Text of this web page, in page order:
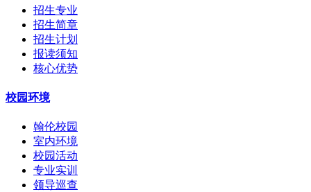
招生专业
招生简章
招生计划
报读须知
核心优势
校园环境
翰伦校园
室内环境
校园活动
专业实训
领导巡查